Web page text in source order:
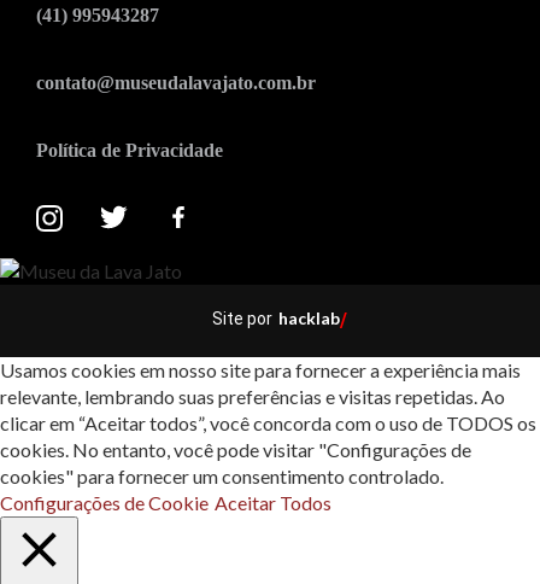
(41) 995943287
contato@museudalavajato.com.br
Política de Privacidade
Site por hacklab/
Usamos cookies em nosso site para fornecer a experiência mais
relevante, lembrando suas preferências e visitas repetidas. Ao
clicar em “Aceitar todos”, você concorda com o uso de TODOS os
cookies. No entanto, você pode visitar "Configurações de
cookies" para fornecer um consentimento controlado.
Configurações de Cookie Aceitar Todos